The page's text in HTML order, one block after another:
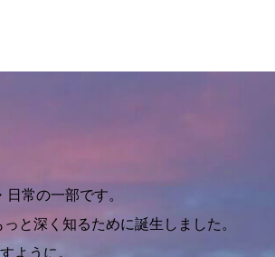
常の一部です。
と深く知るために誕生しました。
ように。